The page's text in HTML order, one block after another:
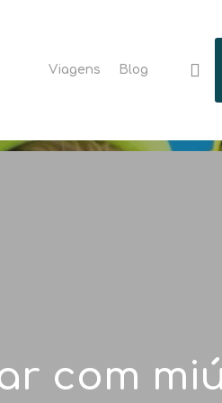
Viagens Blog
com